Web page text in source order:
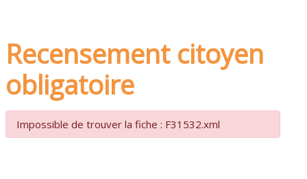
Recensement citoyen
obligatoire
Impossible de trouver la fiche : F31532.xml